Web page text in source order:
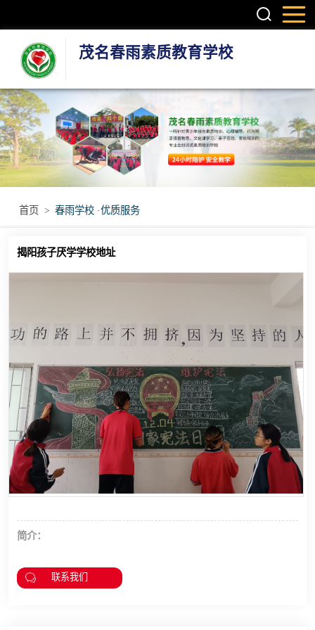
茂名春雨素质教育学校
首页 > 春雨学校 ·优质服务
揭阳孩子厌学学校地址
简介：
联系我们
叛逆孩子学校
学生厌学学校
孩子厌学学校
青少年厌学学校